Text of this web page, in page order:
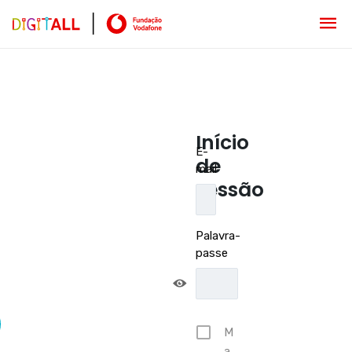
Início
de
sessão
E-
mail
Palavra-
passe
M